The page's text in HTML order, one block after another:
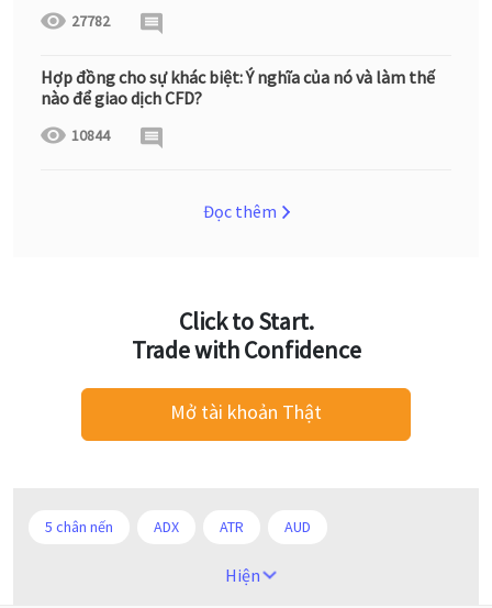
27782
Hợp đồng cho sự khác biệt: Ý nghĩa của nó và làm thế
nào để giao dịch CFD?
10844
Đọc thêm
Click to Start.
Trade with Confidence
Mở tài khoản Thật
5 chân nến ADX ATR AUD
AndroidHiện